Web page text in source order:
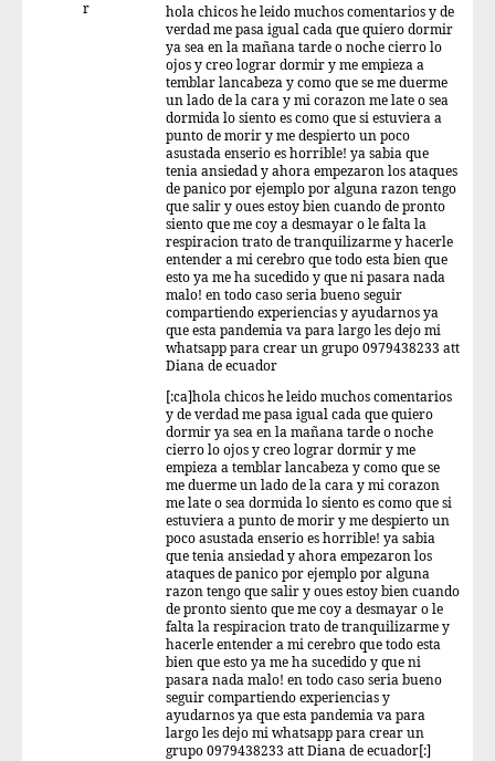
r
hola chicos he leido muchos comentarios y de
verdad me pasa igual cada que quiero dormir
ya sea en la mañana tarde o noche cierro lo
ojos y creo lograr dormir y me empieza a
temblar lancabeza y como que se me duerme
un lado de la cara y mi corazon me late o sea
dormida lo siento es como que si estuviera a
punto de morir y me despierto un poco
asustada enserio es horrible! ya sabia que
tenia ansiedad y ahora empezaron los ataques
de panico por ejemplo por alguna razon tengo
que salir y oues estoy bien cuando de pronto
siento que me coy a desmayar o le falta la
respiracion trato de tranquilizarme y hacerle
entender a mi cerebro que todo esta bien que
esto ya me ha sucedido y que ni pasara nada
malo! en todo caso seria bueno seguir
compartiendo experiencias y ayudarnos ya
que esta pandemia va para largo les dejo mi
whatsapp para crear un grupo 0979438233 att
Diana de ecuador
[:ca]hola chicos he leido muchos comentarios
y de verdad me pasa igual cada que quiero
dormir ya sea en la mañana tarde o noche
cierro lo ojos y creo lograr dormir y me
empieza a temblar lancabeza y como que se
me duerme un lado de la cara y mi corazon
me late o sea dormida lo siento es como que si
estuviera a punto de morir y me despierto un
poco asustada enserio es horrible! ya sabia
que tenia ansiedad y ahora empezaron los
ataques de panico por ejemplo por alguna
razon tengo que salir y oues estoy bien cuando
de pronto siento que me coy a desmayar o le
falta la respiracion trato de tranquilizarme y
hacerle entender a mi cerebro que todo esta
bien que esto ya me ha sucedido y que ni
pasara nada malo! en todo caso seria bueno
seguir compartiendo experiencias y
ayudarnos ya que esta pandemia va para
largo les dejo mi whatsapp para crear un
grupo 0979438233 att Diana de ecuador[:]